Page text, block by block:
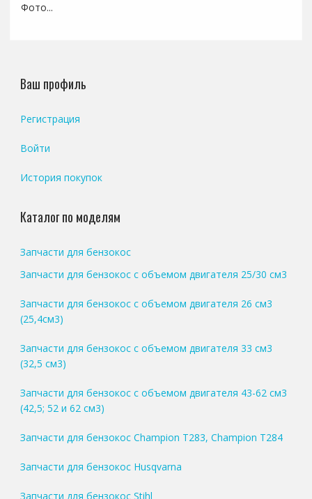
Фото...
Ваш профиль
Регистрация
Войти
История покупок
Каталог по моделям
Запчасти для бензокос
Запчасти для бензокос с объемом двигателя 25/30 см3
Запчасти для бензокос с объемом двигателя 26 см3
(25,4см3)
Запчасти для бензокос с объемом двигателя 33 см3
(32,5 см3)
Запчасти для бензокос с объемом двигателя 43-62 см3
(42,5; 52 и 62 см3)
Запчасти для бензокос Champion T283, Champion T284
Запчасти для бензокос Husqvarna
Запчасти для бензокос Stihl